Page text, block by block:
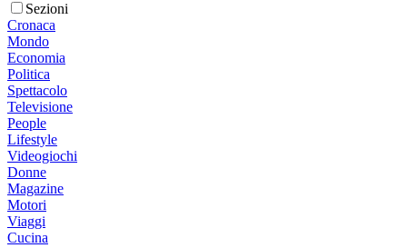
Sezioni
Cronaca
Mondo
Economia
Politica
Spettacolo
Televisione
People
Lifestyle
Videogiochi
Donne
Magazine
Motori
Viaggi
Cucina